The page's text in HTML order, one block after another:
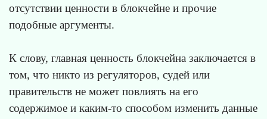
отсутствии ценности в блокчейне и прочие
подобные аргументы.
К слову, главная ценность блокчейна заключается в
том, что никто из регуляторов, судей или
правительств не может повлиять на его
содержимое и каким-то способом изменить данные